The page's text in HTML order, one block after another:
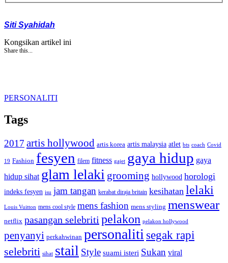
Siti Syahidah
Kongsikan artikel ini
Share this...
PERSONALITI
Tags
2017 artis hollywood artis korea artis malaysia atlet bts coach Covid
19 Fashion fesyen filem fitness gajet gaya hidup gaya
hidup sihat glam lelaki grooming hollywood horologi
indeks fesyen isu jam tangan kerabat diraja britain kesihatan lelaki
Louis Vuitton mens cool style mens fashion mens styling menswear
netflix pasangan selebriti pelakon pelakon hollywood
penyanyi perkahwinan personaliti segak rapi
selebriti sihat stail Style suami isteri Sukan viral